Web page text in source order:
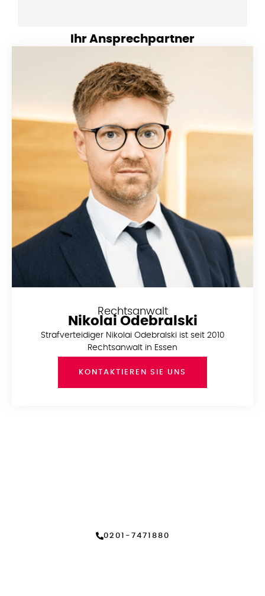
Ihr Ansprechpartner
Rechtsanwalt
Nikolai Odebralski
Strafverteidiger Nikolai Odebralski ist seit 2010
Rechtsanwalt in Essen
KONTAKTIEREN SIE UNS
0201-7471880